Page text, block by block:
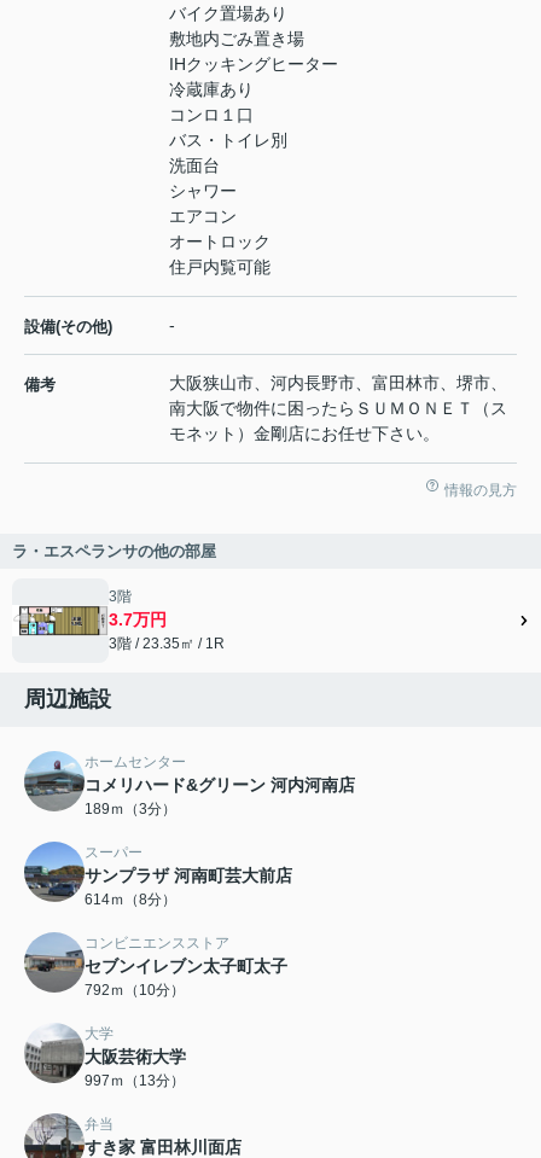
バイク置場あり
敷地内ごみ置き場
IHクッキングヒーター
冷蔵庫あり
コンロ１口
バス・トイレ別
洗面台
シャワー
エアコン
オートロック
住戸内覧可能
設備(その他) -
備考
大阪狭山市、河内長野市、富田林市、堺市、
南大阪で物件に困ったらＳＵＭＯＮＥＴ（ス
モネット）金剛店にお任せ下さい。
情報の見方
ラ・エスペランサの他の部屋
3階
3.7万円
3階 / 23.35㎡ / 1R
周辺施設
ホームセンター
コメリハード&グリーン 河内河南店
189ｍ（3分）
スーパー
サンプラザ 河南町芸大前店
614ｍ（8分）
コンビニエンスストア
セブンイレブン太子町太子
792ｍ（10分）
大学
大阪芸術大学
997ｍ（13分）
弁当
すき家 富田林川面店